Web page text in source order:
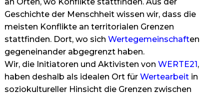
Geschichte der Menschheit wissen wir, dass die
meisten Konflikte an territorialen Grenzen
stattfinden. Dort, wo sich Wertegemeinschaften
gegeneinander abgegrenzt haben.
Wir, die Initiatoren und Aktivisten von WERTE21,
haben deshalb als idealen Ort für Wertearbeitin
soziokultureller Hinsicht die Grenzen zwischen